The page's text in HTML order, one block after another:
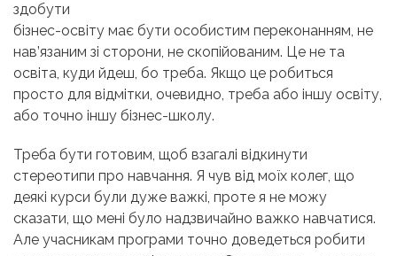
здобути
бізнес-освіту має бути особистим переконанням, не
нав’язаним зі сторони, не скопійованим. Це не та
освіта, куди йдеш, бо треба. Якщо це робиться
просто для відмітки, очевидно, треба або іншу освіту,
або точно іншу бізнес-школу.
Треба бути готовим, щоб взагалі відкинути
стереотипи про навчання. Я чув від моїх колег, що
деякі курси були дуже важкі, проте я не можу
сказати, що мені було надзвичайно важко навчатися.
Але учасникам програми точно доведеться робити